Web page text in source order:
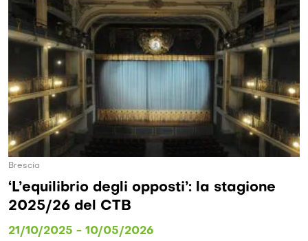
Brescia
‘L’equilibrio degli opposti’: la stagione
2025/26 del CTB
21/10/2025 - 10/05/2026